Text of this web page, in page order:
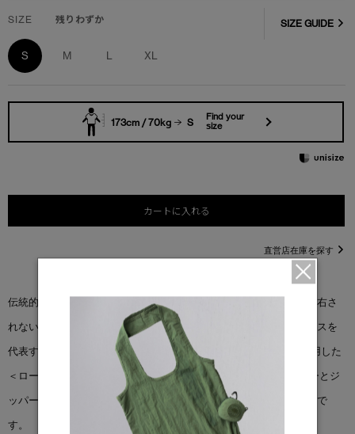
SIZE 残りわずか
S M L XL
SIZE GUIDE
173cm / 70kg S
Find your
size
カートに入れる
直営店在庫を探す
伝統的なワーキングウェアに現代的なデザイン性を加え、気温に左右さ
れない、トランジショナルなスタイルが完成しました。カナダグースを
代表するリサイクルオーガニックアークティックテック®生地を使用した
＜ローズデール ジャケット＞は、スナップボタン付きのハイカラーとジ
ッパー開閉式のフロントボディ、すっきりとしたライニングが特徴で
す。